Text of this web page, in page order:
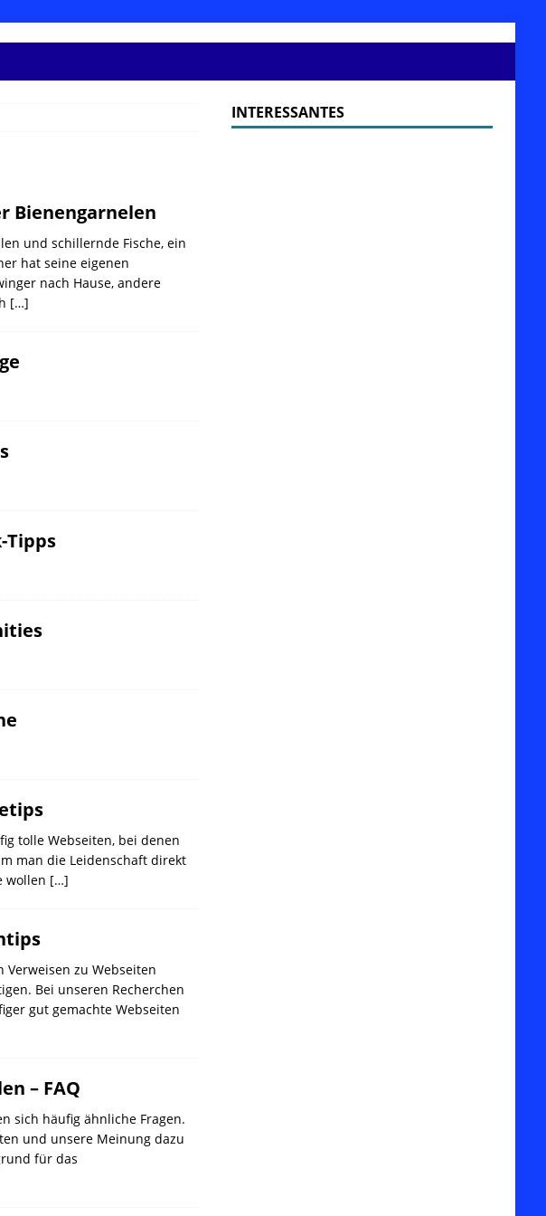
Bienengarnelen
und schillernde Fische, ein
hat seine eigenen
nach Hause, andere
[…]
Tipps
tolle Webseiten, bei denen
man die Leidenschaft direkt
wollen […]
zu Webseiten
Bei unseren Recherchen
gut gemachte Webseiten
– FAQ
sich häufig ähnliche Fragen.
und unsere Meinung dazu
für das
INTERESSANTES